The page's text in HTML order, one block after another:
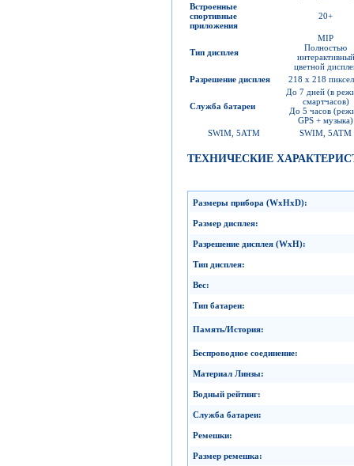
Встроенные
спортивные
приложения
20+
Тип дисплея
MIP
Полностью
интерактивный
цветной
Разрешение дисплея
218 x 218
Служба батареи
До 7 дней (в
смартчасов)
До 5 часов
GPS + музыка)
SWIM, 5ATM
SWIM, 5ATM
ТЕХНИЧЕСКИЕ
Размеры прибора (WxHxD):
Размер дисплея:
Разрешение дисплея (WxH):
Тип дисплея:
Вес:
Тип батареи:
Память/История:
Беспроводное соединение:
Материал Линзы:
Водный рейтинг:
Служба батареи:
Ремешки:
Размер ремешка: